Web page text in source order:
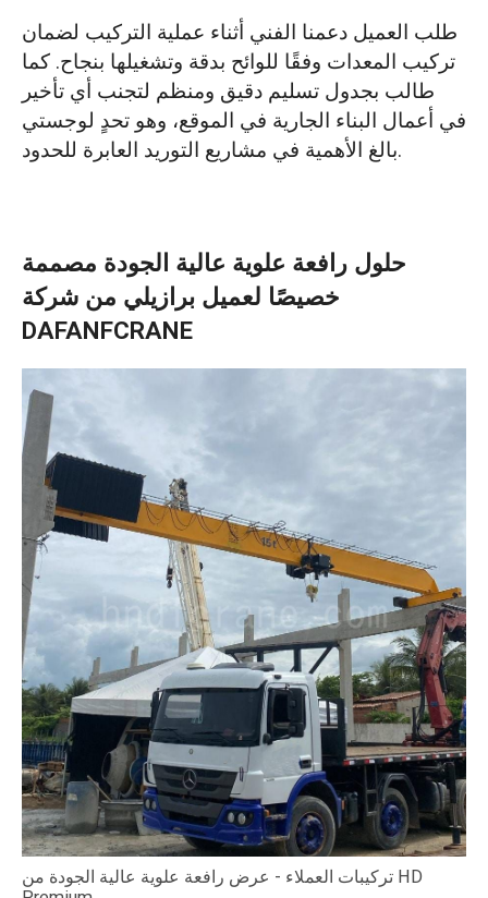
طلب العميل دعمنا الفني أثناء عملية التركيب لضمان
تركيب المعدات وفقًا للوائح بدقة وتشغيلها بنجاح. كما
طالب بجدول تسليم دقيق ومنظم لتجنب أي تأخير
في أعمال البناء الجارية في الموقع، وهو تحدٍ لوجستي
بالغ الأهمية في مشاريع التوريد العابرة للحدود.
حلول رافعة علوية عالية الجودة مصممة
خصيصًا لعميل برازيلي من شركة
DAFANFCRANE
تركيبات العملاء - عرض رافعة علوية عالية الجودة من HD